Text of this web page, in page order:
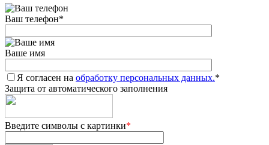
Ваш телефон*
Ваше имя
Я согласен на обработку персональных данных.*
Защита от автоматического заполнения
Введите символы с картинки*